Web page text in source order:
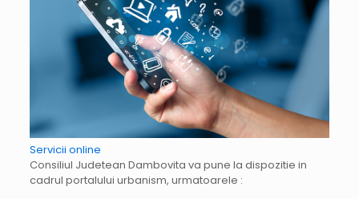
Servicii online
Consiliul Judetean Dambovita va pune la dispozitie in
cadrul portalului urbanism, urmatoarele :